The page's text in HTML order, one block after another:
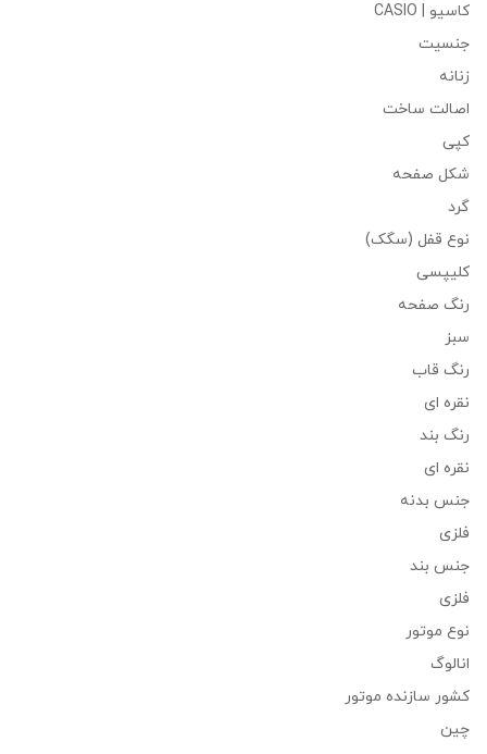
کاسیو | CASIO
جنسیت
زنانه
اصالت ساخت
کپی
شکل صفحه
گرد
نوع قفل (سگک)
کلیپسی
رنگ صفحه
سبز
رنگ قاب
نقره ای
رنگ بند
نقره ای
جنس بدنه
فلزی
جنس بند
فلزی
نوع موتور
انالوگ
کشور سازنده موتور
چین